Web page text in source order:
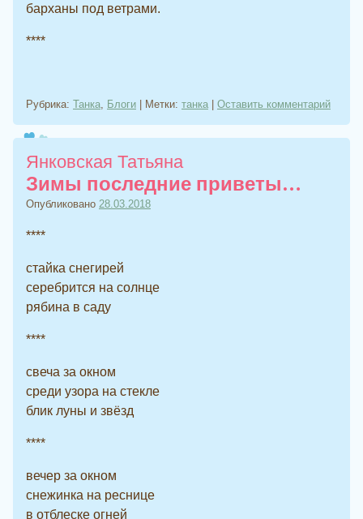
барханы под ветрами.
****
Рубрика: Танка Блоги Метки: танка Оставить комментарий
Янковская Татьяна
Зимы последние приветы…
Опубликовано 28.03.2018
****
стайка снегирей
серебрится на солнце
рябина в саду
****
свеча за окном
среди узора на стекле
блик луны и звёзд
****
вечер за окном
снежинка на реснице
в отблеске огней